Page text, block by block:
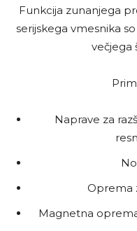
Funkcija zunanjega
serijskega vmesnika
večjega
Naprave za
Oprema
Magnetna